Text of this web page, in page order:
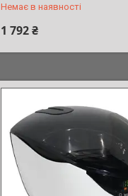
Немає в наявності
1 792 ₴